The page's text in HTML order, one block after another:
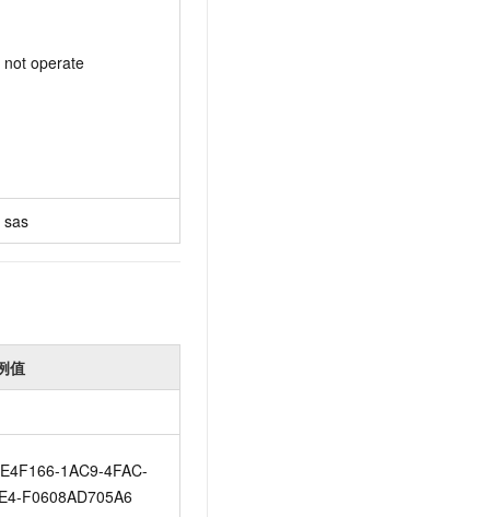
not operate
sas
值
1AC9-4FAC-
F0608AD705A6